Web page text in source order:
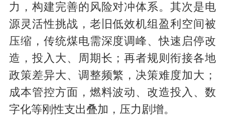
力，构建完善的风险对冲体系。其次是电
源灵活性挑战，老旧低效机组盈利空间被
压缩，传统煤电需深度调峰、快速启停改
造，投入大、周期长；再者规则衔接各地
政策差异大、调整频繁，决策难度加大；
成本管控方面，燃料波动、改造投入、数
字化等刚性支出叠加，压力剧增。